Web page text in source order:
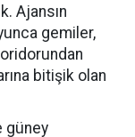
Ajansın
gemiler,
bitişik olan
güney